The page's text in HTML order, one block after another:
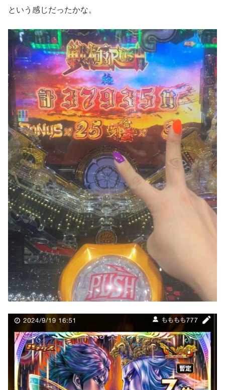
という感じだったかな。